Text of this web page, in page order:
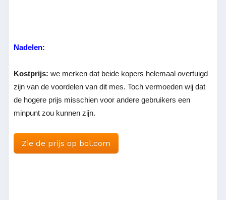
Nadelen:
Kostprijs:we merken dat beide kopers helemaal overtuigd
zijn van de voordelen van dit mes. Toch vermoeden wij dat
de hogere prijs misschien voor andere gebruikers een
minpunt zou kunnen zijn.
Zie de prijs op bol.com